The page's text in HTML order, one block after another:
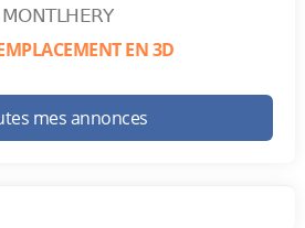
EN 3D
mes annonces